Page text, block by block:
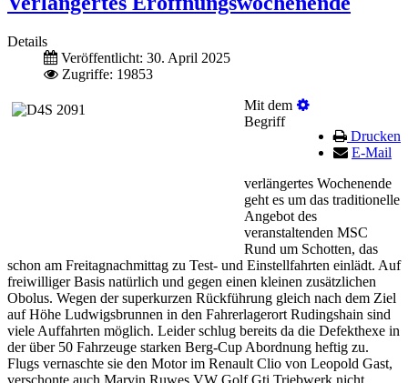
Details
Veröffentlicht: 30. April 2025
Zugriffe: 19853
Drucken
E-Mail
Mit dem
Begriff
verlängertes Wochenende
geht es um das traditionelle
Angebot des
veranstaltenden MSC
Rund um Schotten, das
schon am Freitagnachmittag zu Test- und Einstellfahrten einlädt. Auf
freiwilliger Basis natürlich und gegen einen kleinen zusätzlichen
Obolus. Wegen der superkurzen Rückführung gleich nach dem Ziel
auf Höhe Ludwigsbrunnen in den Fahrerlagerort Rudingshain sind
viele Auffahrten möglich. Leider schlug bereits da die Defekthexe in
der über 50 Fahrzeuge starken Berg-Cup Abordnung heftig zu.
Flugs vernaschte sie den Motor im Renault Clio von Leopold Gast,